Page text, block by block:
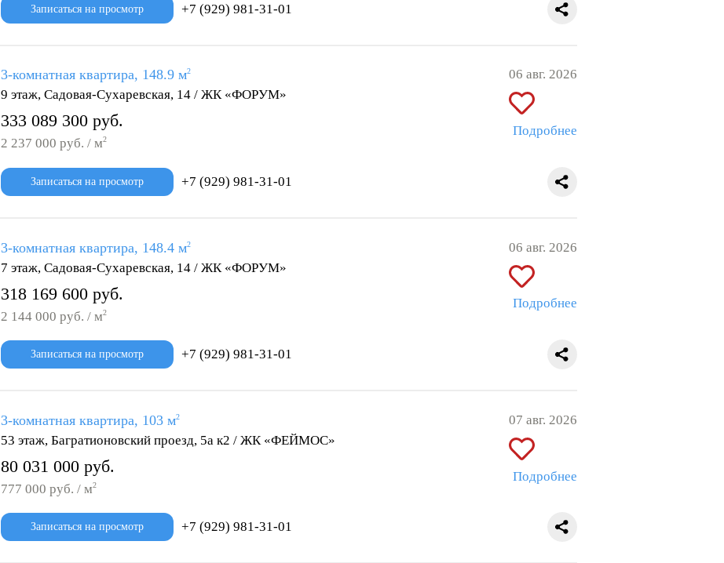
Записаться на просмотр +7 (929) 981-31-01
3-комнатная квартира, 148.9 м2
9 этаж, Садовая-Сухаревская, 14 / ЖК «ФОРУМ»
06 авг. 2026
333 089 300 руб.
2 237 000 руб. / м2
Подробнее
Записаться на просмотр +7 (929) 981-31-01
3-комнатная квартира, 148.4 м2
7 этаж, Садовая-Сухаревская, 14 / ЖК «ФОРУМ»
06 авг. 2026
318 169 600 руб.
2 144 000 руб. / м2
Подробнее
Записаться на просмотр +7 (929) 981-31-01
3-комнатная квартира, 103 м2
53 этаж, Багратионовский проезд, 5а к2 / ЖК «ФЕЙМОС»
07 авг. 2026
80 031 000 руб.
777 000 руб. / м2
Подробнее
Записаться на просмотр +7 (929) 981-31-01